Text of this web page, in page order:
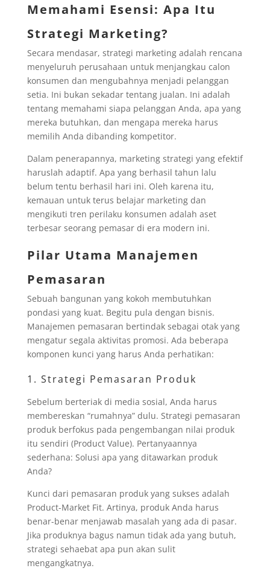
Memahami Esensi: Apa Itu
Strategi Marketing?
Secara mendasar, strategi marketing adalah rencana
menyeluruh perusahaan untuk menjangkau calon
konsumen dan mengubahnya menjadi pelanggan
setia. Ini bukan sekadar tentang jualan. Ini adalah
tentang memahami siapa pelanggan Anda, apa yang
mereka butuhkan, dan mengapa mereka harus
memilih Anda dibanding kompetitor.
Dalam penerapannya, marketing strategi yang efektif
haruslah adaptif. Apa yang berhasil tahun lalu
belum tentu berhasil hari ini. Oleh karena itu,
kemauan untuk terus belajar marketing dan
mengikuti tren perilaku konsumen adalah aset
terbesar seorang pemasar di era modern ini.
Pilar Utama Manajemen
Pemasaran
Sebuah bangunan yang kokoh membutuhkan
pondasi yang kuat. Begitu pula dengan bisnis.
Manajemen pemasaran bertindak sebagai otak yang
mengatur segala aktivitas promosi. Ada beberapa
komponen kunci yang harus Anda perhatikan:
1. Strategi Pemasaran Produk
Sebelum berteriak di media sosial, Anda harus
membereskan “rumahnya” dulu. Strategi pemasaran
produk berfokus pada pengembangan nilai produk
itu sendiri (Product Value). Pertanyaannya
sederhana: Solusi apa yang ditawarkan produk
Anda?
Kunci dari pemasaran produk yang sukses adalah
Product-Market Fit. Artinya, produk Anda harus
benar-benar menjawab masalah yang ada di pasar.
Jika produknya bagus namun tidak ada yang butuh,
strategi sehaebat apa pun akan sulit
mengangkatnya.